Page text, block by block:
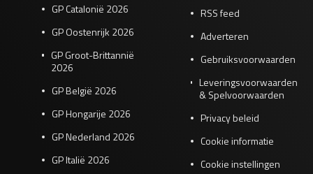
GP Catalonië 2026
GP Oostenrijk 2026
GP Groot-Brittannië
2026
GP België 2026
GP Hongarije 2026
GP Nederland 2026
GP Italië 2026
RSS feed
Adverteren
Gebruiksvoorwaarden
Leveringsvoorwaarden
& Spelvoorwaarden
Privacy beleid
Cookie informatie
Cookie instellingen